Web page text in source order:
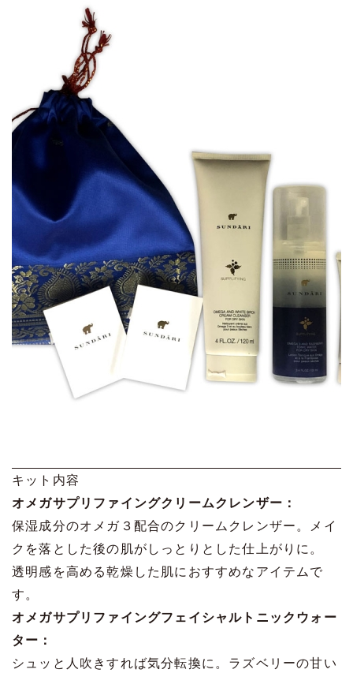
キット内容
オメガサプリファイングクリームクレンザー：
保湿成分のオメガ３配合のクリームクレンザー。メイ
クを落とした後の肌がしっとりとした仕上がりに。
透明感を高める乾燥した肌におすすめなアイテムで
す。
オメガサプリファイングフェイシャルトニックウォー
ター：
シュッと人吹きすれば気分転換に。ラズベリーの甘い